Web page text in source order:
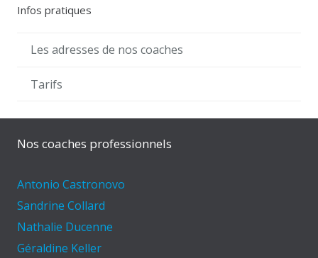
Infos pratiques
Les adresses de nos coaches
Tarifs
Nos coaches professionnels
Antonio Castronovo
Sandrine Collard
Nathalie Ducenne
Géraldine Keller